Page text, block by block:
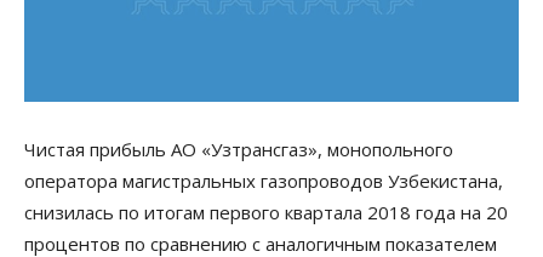
Чистая прибыль АО «Узтрансгаз», монопольного
оператора магистральных газопроводов Узбекистана,
снизилась по итогам первого квартала 2018 года на 20
процентов по сравнению с аналогичным показателем